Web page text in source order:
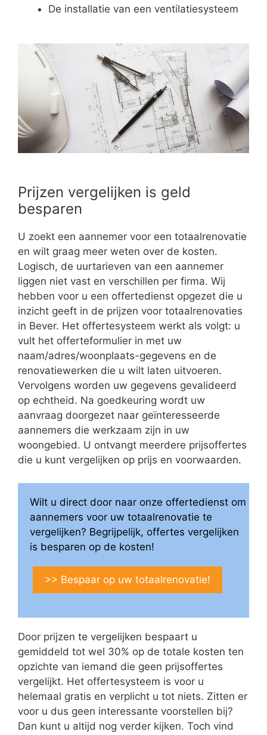
De installatie van een ventilatiesysteem
Prijzen vergelijken is geld
besparen
U zoekt een aannemer voor een totaalrenovatie
en wilt graag meer weten over de kosten.
Logisch, de uurtarieven van een aannemer
liggen niet vast en verschillen per firma. Wij
hebben voor u een offertedienst opgezet die u
inzicht geeft in de prijzen voor totaalrenovaties
in Bever. Het offertesysteem werkt als volgt: u
vult het offerteformulier in met uw
naam/adres/woonplaats-gegevens en de
renovatiewerken die u wilt laten uitvoeren.
Vervolgens worden uw gegevens gevalideerd
op echtheid. Na goedkeuring wordt uw
aanvraag doorgezet naar geïnteresseerde
aannemers die werkzaam zijn in uw
woongebied. U ontvangt meerdere prijsoffertes
die u kunt vergelijken op prijs en voorwaarden.
Wilt u direct door naar onze offertedienst om
aannemers voor uw totaalrenovatie te
vergelijken? Begrijpelijk, offertes vergelijken
is besparen op de kosten!
>> Bespaar op uw totaalrenovatie!
Door prijzen te vergelijken bespaart u
gemiddeld tot wel 30% op de totale kosten ten
opzichte van iemand die geen prijsoffertes
vergelijkt. Het offertesysteem is voor u
helemaal gratis en verplicht u tot niets. Zitten er
voor u dus geen interessante voorstellen bij?
Dan kunt u altijd nog verder kijken. Toch vind